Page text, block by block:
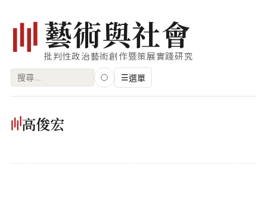
藝術與社會
批判性政治藝術創作暨策展實踐研究
搜
鍵
☰選單
高俊宏